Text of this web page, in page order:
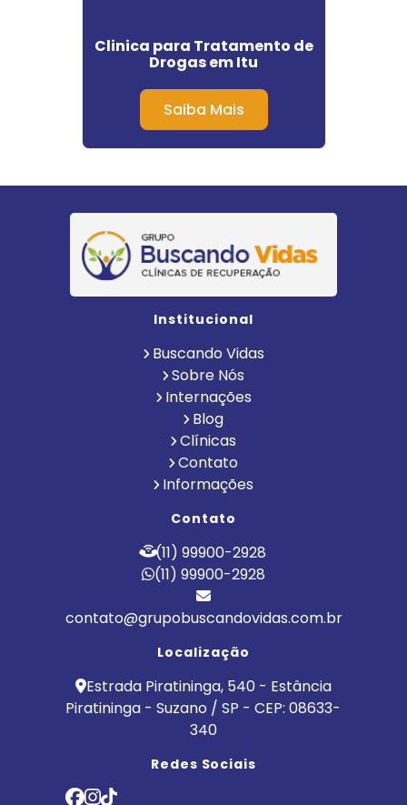
Clinica para Tratamento de
Drogas em Itu
Saiba Mais
Institucional
Buscando Vidas
Sobre Nós
Internações
Blog
Clínicas
Contato
Informações
Contato
(11) 99900-2928
(11) 99900-2928
contato@grupobuscandovidas.com.br
Localização
Estrada Piratininga, 540 - Estância
Piratininga - Suzano / SP - CEP: 08633-
340
Redes Sociais